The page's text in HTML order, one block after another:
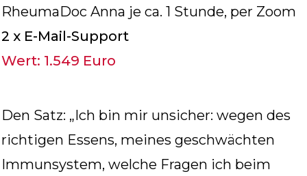
RheumaDoc Anna je ca. 1 Stunde, per Zoom
2 x E-Mail-Support
Wert: 1.549 Euro
Den Satz: „Ich bin mir unsicher: wegen des
richtigen Essens, meines geschwächten
Immunsystem, welche Fragen ich beim